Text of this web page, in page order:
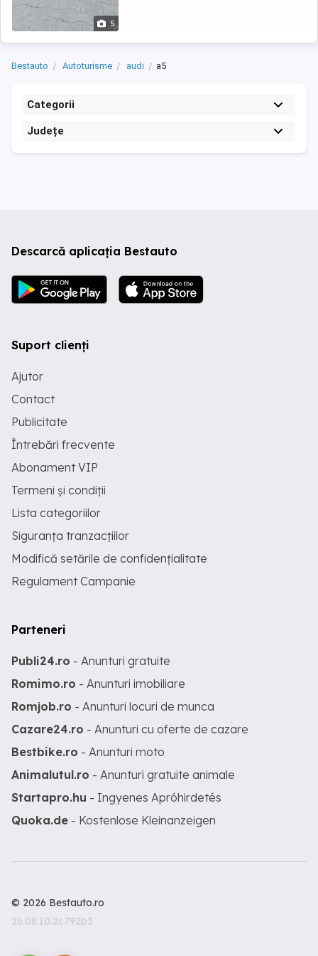
5
Bestauto Autoturisme audi a5
Categorii
Județe
Descarcă aplicația Bestauto
Suport clienți
Ajutor
Contact
Publicitate
Întrebări frecvente
Abonament VIP
Termeni și condiții
Lista categoriilor
Siguranța tranzacțiilor
Modifică setările de confidențialitate
Regulament Campanie
Parteneri
Publi24.ro - Anunturi gratuite
Romimo.ro - Anunturi imobiliare
Romjob.ro - Anunturi locuri de munca
Cazare24.ro - Anunturi cu oferte de cazare
Bestbike.ro - Anunturi moto
Animalutul.ro - Anunturi gratuite animale
Startapro.hu - Ingyenes Apróhirdetés
Quoka.de - Kostenlose Kleinanzeigen
© 2026 Bestauto.ro
26.08.10.2c792b3